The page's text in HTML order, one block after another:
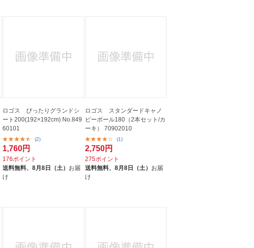
ロゴス ぴったりグランドシ
ート200(192×192cm) No.849
60101
(2)
1,760円
176ポイント
送料無料、8月8日（土） お届
け
ロゴス スタンダードキャノ
ピーポール180（2本セット/カ
ーキ） 70902010
(1)
2,750円
275ポイント
送料無料、 8月8日（土） お届
け